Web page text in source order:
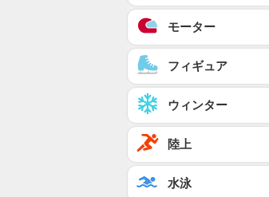
モーター
フィギュア
ウィンター
陸上
水泳